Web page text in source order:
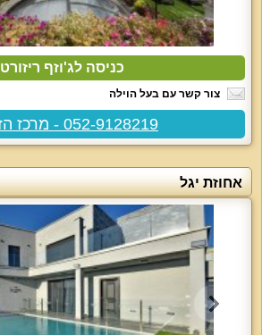
כניסה לג'וזף ריזורט
צור קשר עם בעל הוילה
052-9128219 - מרכז הזמנות
אחוזת יגל